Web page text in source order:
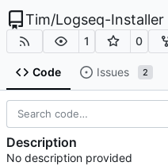
Tim/Logseq-Installer
1 0
Code Issues 2
Description
No description provided